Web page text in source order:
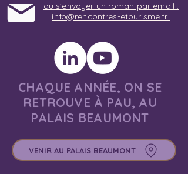
ou s'envoyer un roman par email :
info@rencontres-etourisme.fr
CHAQUE ANNÉE, ON SE
RETROUVE À PAU, AU
PALAIS BEAUMONT
VENIR AU PALAIS BEAUMONT